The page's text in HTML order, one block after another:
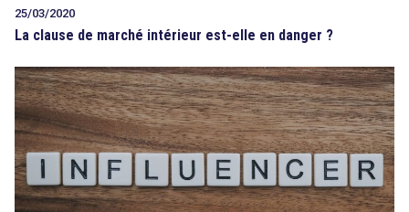
25/03/2020
La clause de marché intérieur est-elle en danger ?